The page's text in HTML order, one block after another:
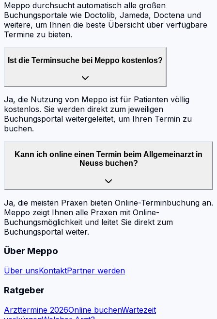
Meppo durchsucht automatisch alle großen
Buchungsportale wie Doctolib, Jameda, Doctena und
weitere, um Ihnen die beste Übersicht über verfügbare
Termine zu bieten.
Ist die Terminsuche bei Meppo kostenlos?
Ja, die Nutzung von Meppo ist für Patienten völlig
kostenlos. Sie werden direkt zum jeweiligen
Buchungsportal weitergeleitet, um Ihren Termin zu
buchen.
Kann ich online einen Termin beim Allgemeinarzt in
Neuss buchen?
Ja, die meisten Praxen bieten Online-Terminbuchung an.
Meppo zeigt Ihnen alle Praxen mit Online-
Buchungsmöglichkeit und leitet Sie direkt zum
Buchungsportal weiter.
Über Meppo
Über unsKontaktPartner werden
Ratgeber
Arzttermine 2026Online buchenWartezeit